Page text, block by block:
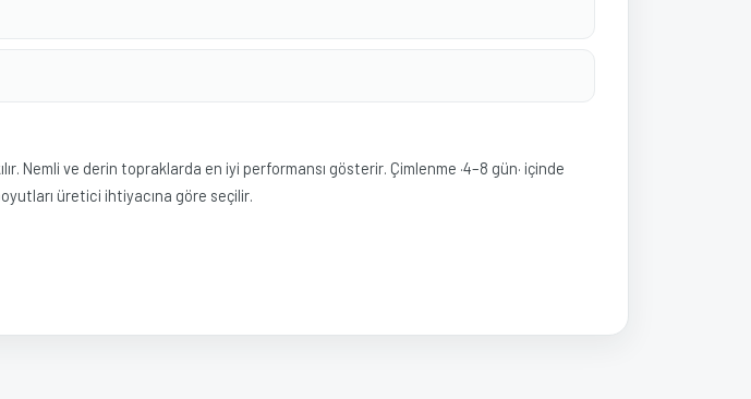
Nemli ve derin topraklarda en iyi performansı gösterir. Çimlenme ·4–8 gün· içinde
üretici ihtiyacına göre seçilir.